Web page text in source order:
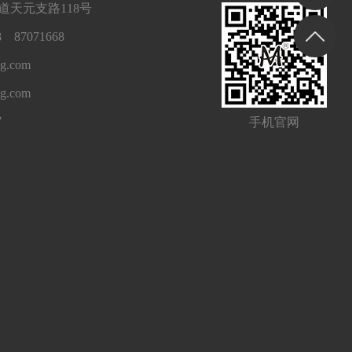
天元支路118号
87071668
手机官网